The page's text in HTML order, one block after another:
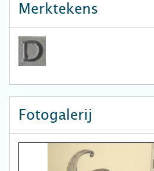
Merktekens
Fotogalerij